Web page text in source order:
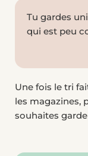
Tu gardes
qui est peu
Une fois le tri
les magazines,
souhaites